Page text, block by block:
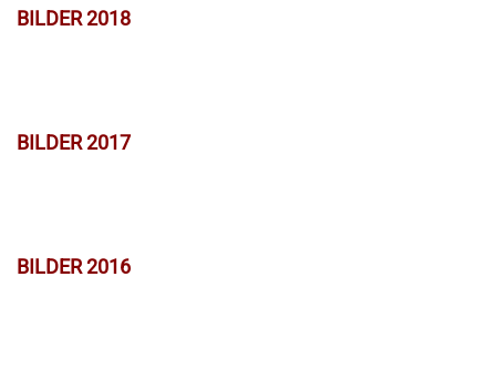
BILDER 2018
BILDER 2017
BILDER 2016